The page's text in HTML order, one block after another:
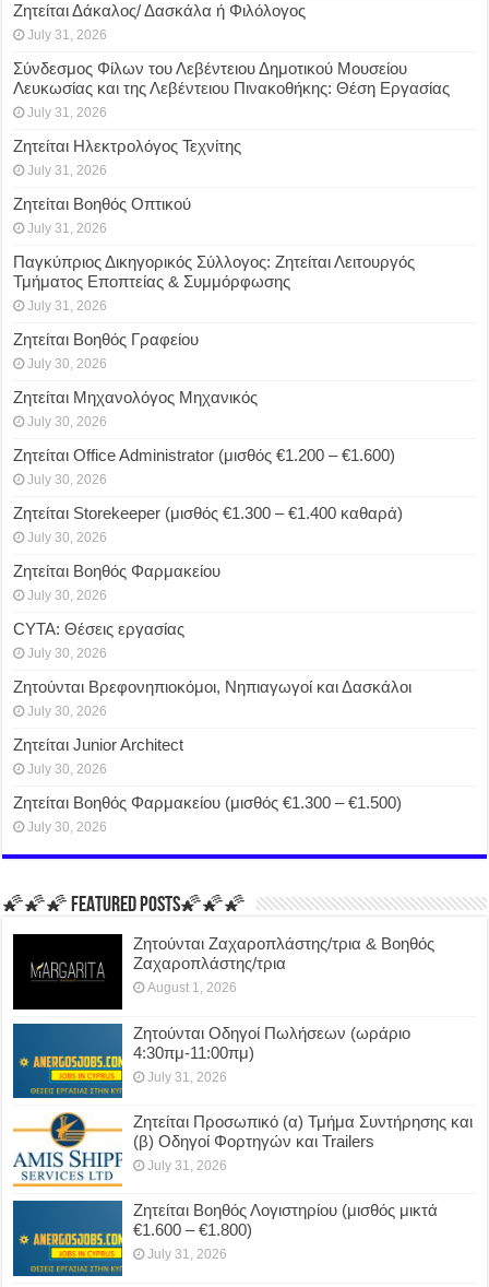
Ζητείται Δάκαλος/ Δασκάλα ή Φιλόλογος
July 31, 2026
Σύνδεσμος Φίλων του Λεβέντειου Δημοτικού Μουσείου
Λευκωσίας και της Λεβέντειου Πινακοθήκης: Θέση Εργασίας
July 31, 2026
Ζητείται Ηλεκτρολόγος Τεχνίτης
July 31, 2026
Ζητείται Βοηθός Οπτικού
July 31, 2026
Παγκύπριος Δικηγορικός Σύλλογος: Ζητείται Λειτουργός
Τμήματος Εποπτείας & Συμμόρφωσης
July 31, 2026
Ζητείται Βοηθός Γραφείου
July 30, 2026
Ζητείται Μηχανολόγος Μηχανικός
July 30, 2026
Ζητείται Office Administrator (μισθός €1.200 – €1.600)
July 30, 2026
Ζητείται Storekeeper (μισθός €1.300 – €1.400 καθαρά)
July 30, 2026
Ζητείται Βοηθός Φαρμακείου
July 30, 2026
CYTA: Θέσεις εργασίας
July 30, 2026
Ζητούνται Βρεφονηπιοκόμοι, Νηπιαγωγοί και Δασκάλοι
July 30, 2026
Ζητείται Junior Architect
July 30, 2026
Ζητείται Βοηθός Φαρμακείου (μισθός €1.300 – €1.500)
July 30, 2026
🌠🌠🌠 FEATURED POSTS🌠🌠🌠
Ζητούνται Ζαχαροπλάστης/τρια & Βοηθός
Ζαχαροπλάστης/τρια
August 1, 2026
Ζητούνται Οδηγοί Πωλήσεων (ωράριο
4:30πμ-11:00πμ)
July 31, 2026
Ζητείται Προσωπικό (α) Τμήμα Συντήρησης και
(β) Οδηγοί Φορτηγών και Trailers
July 31, 2026
Ζητείται Βοηθός Λογιστηρίου (μισθός μικτά
€1.600 – €1.800)
July 31, 2026